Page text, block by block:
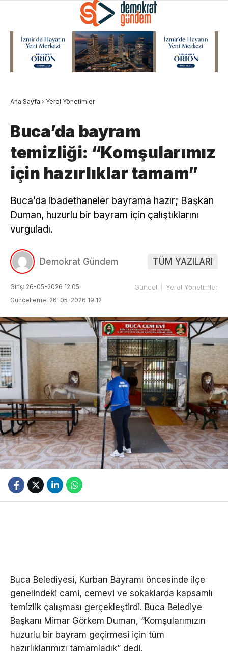
Ana Sayfa › Yerel Yönetimler
Buca’da bayram
temizliği: “Komşularımız
için hazırlıklar tamam”
Buca’da ibadethaneler bayrama hazır; Başkan
Duman, huzurlu bir bayram için çalıştıklarını
vurguladı.
Demokrat Gündem TÜM YAZILARI
Giriş: 26-05-2026 12:05
Güncelleme: 26-05-2026 19:12
Güncel Yerel Yönetimler
Buca Belediyesi, Kurban Bayramı öncesinde ilçe
genelindeki cami, cemevi ve sokaklarda kapsamlı
temizlik çalışması gerçekleştirdi. Buca Belediye
Başkanı Mimar Görkem Duman, “Komşularımızın
huzurlu bir bayram geçirmesi için tüm
hazırlıklarımızı tamamladık” dedi.